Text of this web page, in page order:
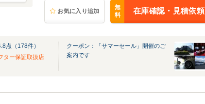
お気に入り追加
無
料
在庫確認・見積依頼
点（ 178件）
ター保証取扱店
クーポン：「サマーセール」開催のご
案内です